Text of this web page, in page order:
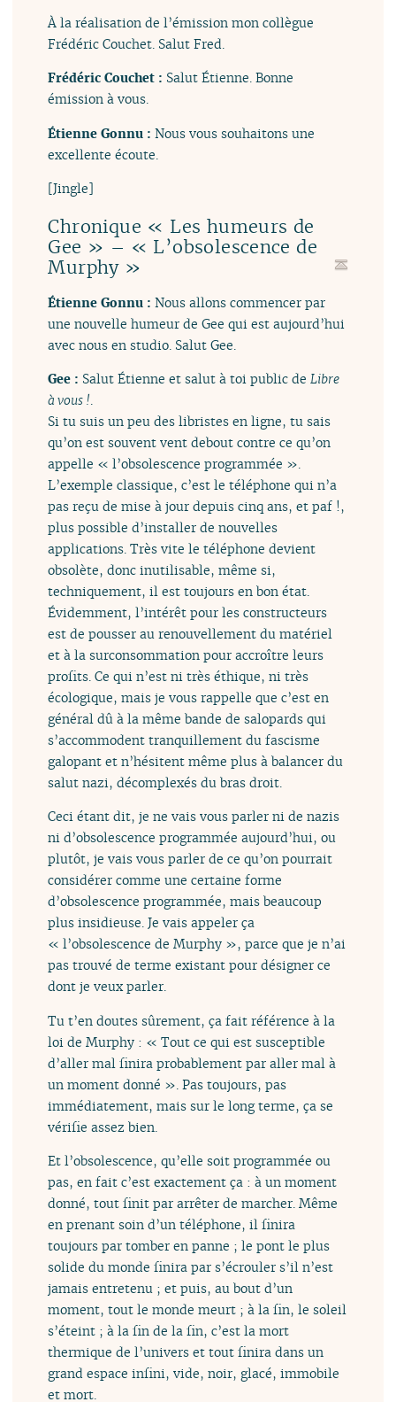
À la réalisation de l’émission mon collègue
Frédéric Couchet. Salut Fred.
Frédéric Couchet : Salut Étienne. Bonne
émission à vous.
Étienne Gonnu :Nous vous souhaitons une
excellente écoute.
[Jingle]
Chronique « Les humeurs de
Gee » – « L’obsolescence de
Murphy »
Étienne Gonnu :Nous allons commencer par
une nouvelle humeur de Gee qui est aujourd’hui
avec nous en studio. Salut Gee.
Gee : Salut Étienne et salut à toi public deLibre
à vous !.
Si tu suis un peu des libristes en ligne, tu sais
qu’on est souvent vent debout contre ce qu’on
appelle « l’obsolescence programmée ».
L’exemple classique, c’est le téléphone qui n’a
pas reçu de mise à jour depuis cinq ans, et paf !,
plus possible d’installer de nouvelles
applications. Très vite le téléphone devient
obsolète, donc inutilisable, même si,
techniquement, il est toujours en bon état.
Évidemment, l’intérêt pour les constructeurs
est de pousser au renouvellement du matériel
et à la surconsommation pour accroître leurs
profits. Ce qui n’est ni très éthique, ni très
écologique, mais je vous rappelle que c’est en
général dû à la même bande de salopards qui
s’accommodent tranquillement du fascisme
galopant et n’hésitent même plus à balancer du
salut nazi, décomplexés du bras droit.
Ceci étant dit, je ne vais vous parler ni de nazis
ni d’obsolescence programmée aujourd’hui, ou
plutôt, je vais vous parler de ce qu’on pourrait
considérer comme une certaine forme
d’obsolescence programmée, mais beaucoup
plus insidieuse. Je vais appeler ça
« l’obsolescence de Murphy », parce que je n’ai
pas trouvé de terme existant pour désigner ce
dont je veux parler.
Tu t’en doutes sûrement, ça fait référence à la
loi de Murphy : « Tout ce qui est susceptible
d’aller mal finira probablement par aller mal à
un moment donné ». Pas toujours, pas
immédiatement, mais sur le long terme, ça se
vérifie assez bien.
Et l’obsolescence, qu’elle soit programmée ou
pas, en fait c’est exactement ça : à un moment
donné, tout finit par arrêter de marcher. Même
en prenant soin d’un téléphone, il finira
toujours par tomber en panne ; le pont le plus
solide du monde finira par s’écrouler s’il n’est
jamais entretenu ; et puis, au bout d’un
moment, tout le monde meurt ; à la fin, le soleil
s’éteint ; à la fin de la fin, c’est la mort
thermique de l’univers et tout finira dans un
grand espace infini, vide, noir, glacé, immobile
et mort.